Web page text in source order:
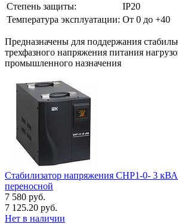
Степень защиты:
IP20
Температура эксплуатации: От 0 до +40
Предназначены для поддержания
трехфазного напряжения питания
промышленного назначения
Стабилизатор напряжения СНР1-0- 3
переносной
7 580 руб.
7 125.20 руб.
Нет в наличии